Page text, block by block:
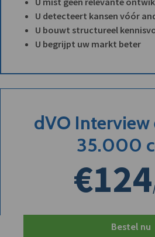
U detecteert kansen vóór
U bouwt structureel
U begrijpt uw markt beter
dVO Interview
35.000
€124
Bestel nu